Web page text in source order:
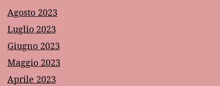
Agosto 2023
Luglio 2023
Giugno 2023
Maggio 2023
Aprile 2023